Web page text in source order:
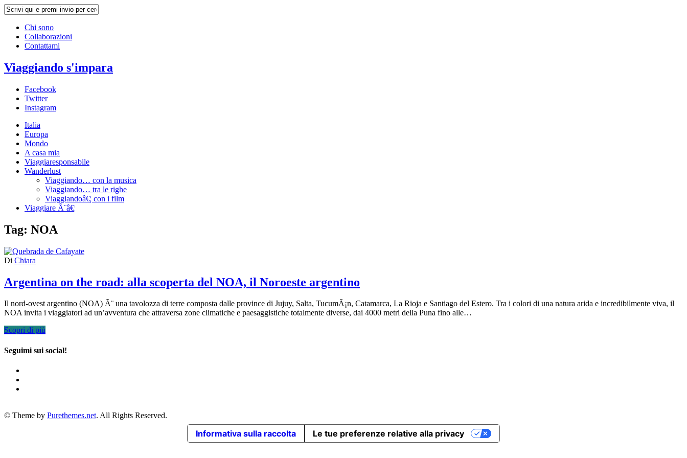
Chi sono
Collaborazioni
Contattami
Viaggiando s'impara
Facebook
Twitter
Instagram
Italia
Europa
Mondo
A casa mia
Viaggiaresponsabile
Wanderlust
Viaggiando… con la musica
Viaggiando… tra le righe
Viaggiandoâ€¦ con i film
Viaggiare Ã¨â€¦
Tag: NOA
Di Chiara
Argentina on the road: alla scoperta del NOA, il Noroeste argentino
Il nord-ovest argentino (NOA) Ã¨ una tavolozza di terre composta dalle province di Jujuy, Salta, TucumÃ¡n, Catamarca, La Rioja e Santiago del Estero. Tra i colori di una natura arida e incredibilmente viva, il
NOA invita i viaggiatori ad un’avventura che attraversa zone climatiche e paesaggistiche totalmente diverse, dai 4000 metri della Puna fino alle…
Scopri di più
Seguimi sui social!
© Theme by Purethemes.net. All Rights Reserved.
Informativa sulla raccolta Le tue preferenze relative alla privacy